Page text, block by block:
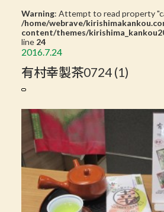
Warning: Attempt to read property
/home/webrave/
content/themes/
line 24
2016.7.24
有村幸製茶0724 (1)